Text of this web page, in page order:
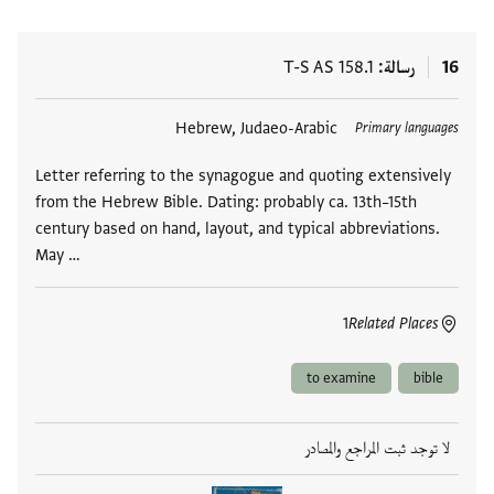
16 رسالة T-S AS 158.1
Primary languages
Hebrew, Judaeo-Arabic
Letter referring to the synagogue and quoting extensively
from the Hebrew Bible. Dating: probably ca. 13th–15th
century based on hand, layout, and typical abbreviations.
May …
Related Places
1
العلامات
bible
to examine
لا توجد ثبت المراجع والمصادر